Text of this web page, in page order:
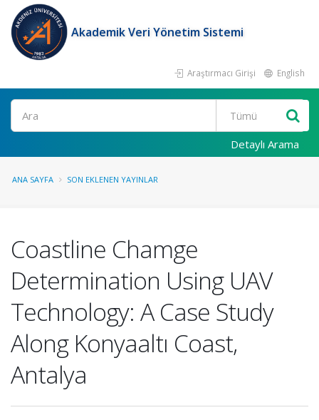
Akademik Veri Yönetim Sistemi
Araştırmacı Girişi English
Ara
Detaylı Arama
ANA SAYFA SON EKLENEN YAYINLAR
Coastline Chamge
Determination Using UAV
Technology: A Case Study
Along Konyaaltı Coast,
Antalya